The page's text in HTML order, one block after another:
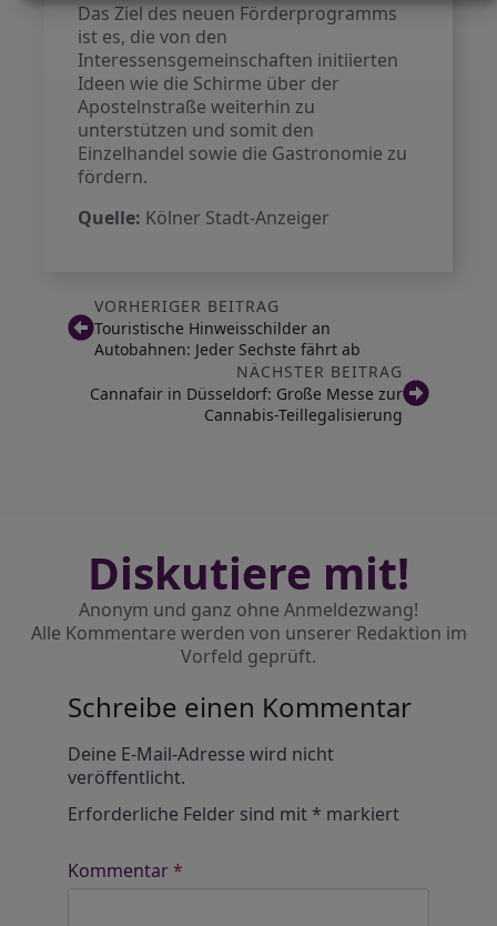
Das Ziel des neuen Förderprogramms
ist es, die von den
Interessensgemeinschaften initiierten
Ideen wie die Schirme über der
Apostelnstraße weiterhin zu
unterstützen und somit den
Einzelhandel sowie die Gastronomie zu
fördern.
Quelle: Kölner Stadt-Anzeiger
VORHERIGER BEITRAG
Touristische Hinweisschilder an
Autobahnen: Jeder Sechste fährt ab
NÄCHSTER BEITRAG
Cannafair in Düsseldorf: Große Messe zur
Cannabis-Teillegalisierung
Diskutiere mit!
Anonym und ganz ohne Anmeldezwang!
Alle Kommentare werden von unserer Redaktion im
Vorfeld geprüft.
Schreibe einen Kommentar
Deine E-Mail-Adresse wird nicht
veröffentlicht.
Erforderliche Felder sind mit* markiert
Kommentar*